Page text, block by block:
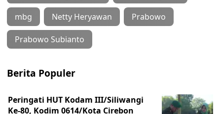
mbg Netty Heryawan Prabowo
Prabowo Subianto
Berita Populer
Peringati HUT Kodam III/Siliwangi
Ke-80, Kodim 0614/Kota Cirebon